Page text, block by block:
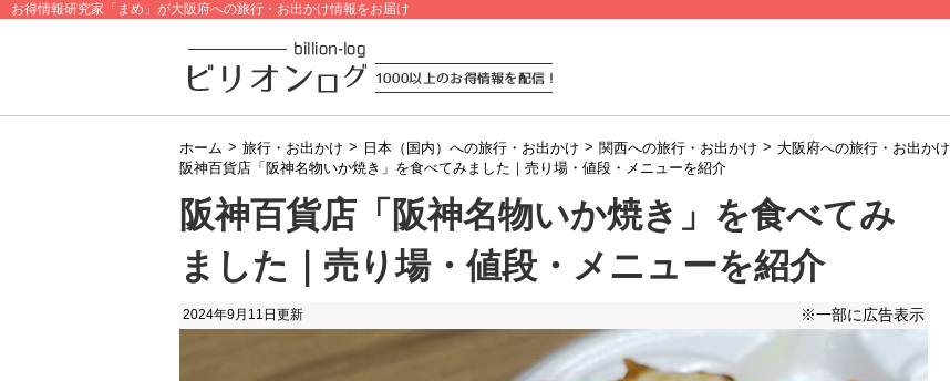
お得情報研究家「まめ」が大阪府への旅行・お出かけ情報をお届け
ホーム > 旅行・お出かけ > 日本（国内）への旅行・お出かけ > 関西への旅行・お出かけ > 大阪府への旅行・お出かけ
阪神百貨店「阪神名物いか焼き」を食べてみました｜売り場・値段・メニューを紹介
阪神百貨店「阪神名物いか焼き」を食べてみ
ました｜売り場・値段・メニューを紹介
2024年9月11日 更新 ※一部に広告表示